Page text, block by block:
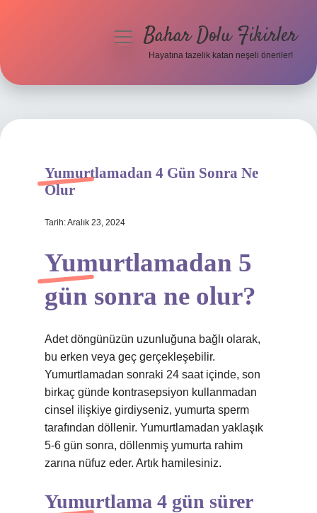
Hakkımızda
menüyüBahar Dolu Fikirler
Hayatına tazelik katan neşeli öneriler!
Yumurtlamadan 4 Gün Sonra Ne
Olur
Tarih: Aralık 23, 2024
Yumurtlamadan 5
gün sonra ne olur?
Adet döngünüzün uzunluğuna bağlı olarak,
bu erken veya geç gerçekleşebilir.
Yumurtlamadan sonraki 24 saat içinde, son
birkaç günde kontrasepsiyon kullanmadan
cinsel ilişkiye girdiyseniz, yumurta sperm
tarafından döllenir. Yumurtlamadan yaklaşık
5-6 gün sonra, döllenmiş yumurta rahim
zarına nüfuz eder. Artık hamilesiniz.
Yumurtlama 4 gün sürer